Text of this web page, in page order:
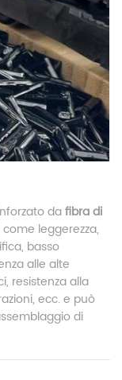
dafibra di
leggerezza,
basso
alle alte
resistenza alla
ecc. e può
di